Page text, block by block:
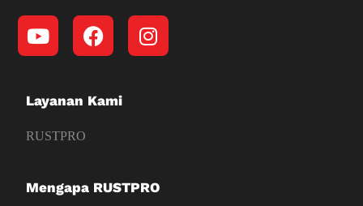
Layanan Kami
RUSTPRO
Mengapa RUSTPRO